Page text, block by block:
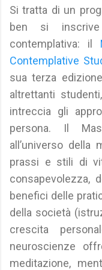
Si tratta di un
ben si inscrive
contemplativa: il
Contemplative
sua terza
altrettanti
intreccia gli
persona. Il
all’universo della
prassi e stili di
consapevolezza,
benefici delle
della società
crescita
neuroscienze
meditazione,